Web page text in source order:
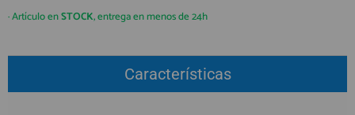
GUÍA DE COMPRA
(+34)912 477 744
REGISTRO PROFESIONAL
· Artículo enSTOCK, entrega en menos de 24h
Características